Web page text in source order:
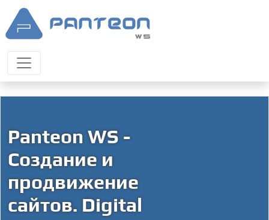
Panteon WS -
Создание и
продвижение
сайтов. Digital